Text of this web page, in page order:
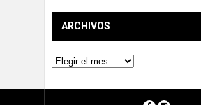
ARCHIVOS
Archivos